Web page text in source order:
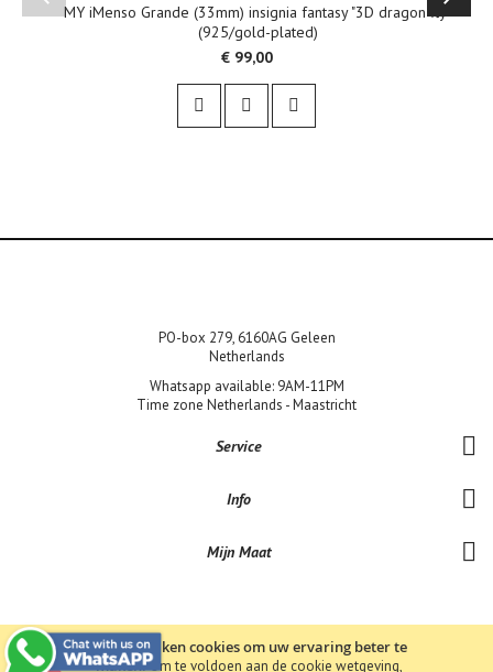
Wij gebruiken cookies om uw ervaring beter te
maken.Om te voldoen aan de cookie wetgeving,
MY iMenso Grande (33mm) insignia fantasy "3D dragon fly"
(925/gold-plated)
€ 99,00
PO-box 279, 6160AG Geleen
Netherlands
Whatsapp available: 9AM-11PM
Time zone Netherlands - Maastricht
Service
Info
Mijn Maat